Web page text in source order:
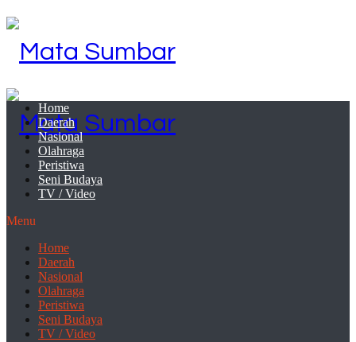
Home
Daerah
Nasional
Olahraga
Peristiwa
Seni Budaya
TV / Video
Menu
Home
Daerah
Nasional
Olahraga
Peristiwa
Seni Budaya
TV / Video